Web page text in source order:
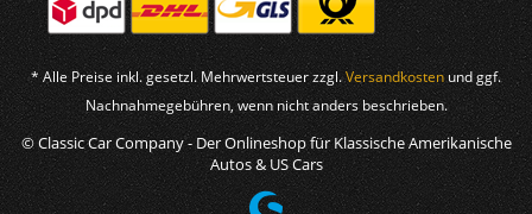
* Alle Preise inkl. gesetzl. Mehrwertsteuer zzgl.Versandkosten und ggf.
Nachnahmegebühren, wenn nicht anders beschrieben.
© Classic Car Company - Der Onlineshop für Klassische Amerikanische
Autos & US Cars